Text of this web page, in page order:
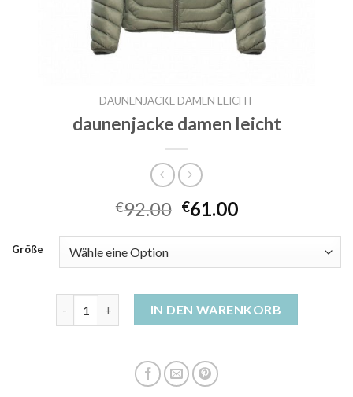
DAUNENJACKE DAMEN LEICHT
daunenjacke damen leicht
€92.00 €61.00
Größe
daunenjacke damen leicht Menge
IN DEN WARENKORB